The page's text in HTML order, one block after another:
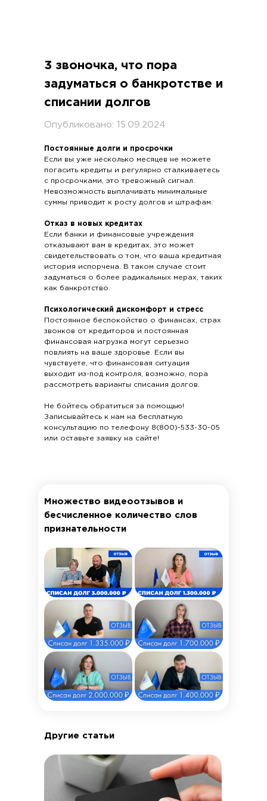
3 звоночка, что пора
задуматься о банкротстве и
списании долгов
Опубликовано: 15.09.2024
Постоянные долги и просрочки
Если вы уже несколько месяцев не можете
погасить кредиты и регулярно сталкиваетесь
с просрочками, это тревожный сигнал.
Невозможность выплачивать минимальные
суммы приводит к росту долгов и штрафам.
Отказ в новых кредитах
Если банки и финансовые учреждения
отказывают вам в кредитах, это может
свидетельствовать о том, что ваша кредитная
история испорчена. В таком случае стоит
задуматься о более радикальных мерах, таких
как банкротство.
Психологический дискомфорт и стресс
Постоянное беспокойство о финансах, страх
звонков от кредиторов и постоянная
финансовая нагрузка могут серьезно
повлиять на ваше здоровье. Если вы
чувствуете, что финансовая ситуация
выходит из-под контроля, возможно, пора
рассмотреть варианты списания долгов.
Не бойтесь обратиться за помощью!
Записывайтесь к нам на бесплатную
консультацию по телефону 8(800)-533-30-05
или оставьте заявку на сайте!
Другие статьи
Множество видеоотзывов и
бесчисленное количество слов
признательности